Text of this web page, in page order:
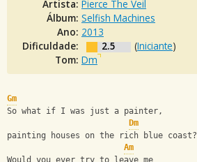
Artista: Pierce The Veil
Álbum: Selfish Machines
Ano: 2013
Dificuldade:
2.5 (Iniciante)
Tom: Dm
Gm
So what if I was just a painter,
Dm
painting houses on the rich blue coast?
Am